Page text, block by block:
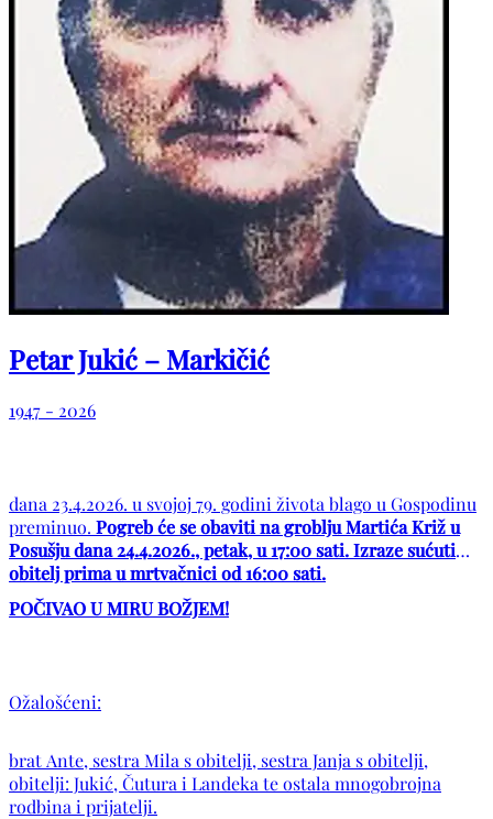
Petar Jukić – Markičić
1947 - 2026
dana 23.4.2026. u svojoj 79. godini života blago u Gospodinu
preminuo. Pogreb će se obaviti na groblju Martića Križ u
Posušju dana 24.4.2026., petak, u 17:00 sati. Izraze sućuti
obitelj prima u mrtvačnici od 16:00 sati.
POČIVAO U MIRU BOŽJEM!
Ožalošćeni:
brat Ante, sestra Mila s obitelji, sestra Janja s obitelji,
obitelji: Jukić, Čutura i Landeka te ostala mnogobrojna
rodbina i prijatelji.